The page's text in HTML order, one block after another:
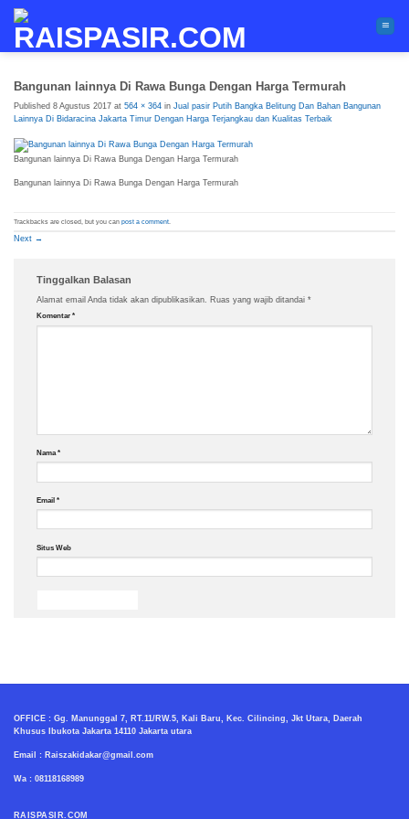
content
Bangunan lainnya Di Rawa Bunga Dengan Harga Termurah
Published 8 Agustus 2017 at 564 × 364 in Jual pasir Putih Bangka Belitung Dan Bahan Bangunan
Lainnya Di Bidaracina Jakarta Timur Dengan Harga Terjangkau dan Kualitas Terbaik
Bangunan lainnya Di Rawa Bunga Dengan Harga Termurah
Bangunan lainnya Di Rawa Bunga Dengan Harga Termurah
Trackbacks are closed, but you can post a comment.
Next →
Tinggalkan Balasan
Alamat email Anda tidak akan dipublikasikan. Ruas yang wajib ditandai *
Komentar *
Nama*
Email *
Situs Web
OFFICE : Gg. Manunggal 7, RT.11/RW.5, Kali Baru, Kec. Cilincing, Jkt Utara, Daerah
Khusus Ibukota Jakarta 14110 Jakarta utara
Email : Raiszakidakar@gmail.com
Wa : 08118168989
RAISPASIR.COM